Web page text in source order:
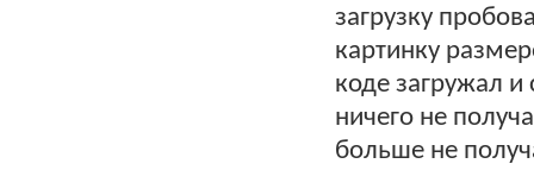
загрузку
картинку
коде загружал
ничего не
больше не